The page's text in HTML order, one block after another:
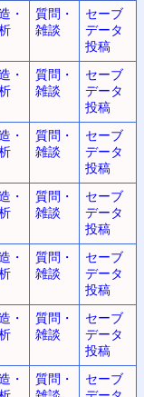
・
質問・
雑談
セーブ
データ
投稿
・
質問・
雑談
セーブ
データ
投稿
・
質問・
雑談
セーブ
データ
投稿
・
質問・
雑談
セーブ
データ
投稿
・
質問・
雑談
セーブ
データ
投稿
・
質問・
雑談
セーブ
データ
投稿
・
質問・
セーブ